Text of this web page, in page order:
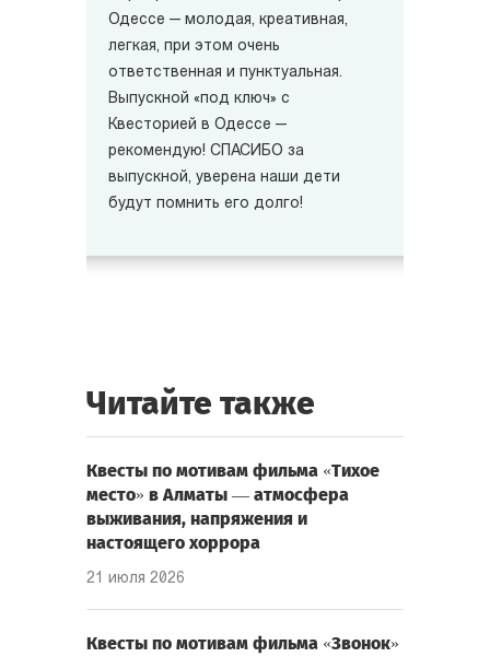
Одессе — молодая, креативная,
легкая, при этом очень
ответственная и пунктуальная.
Выпускной «под ключ» с
Квесторией в Одессе —
рекомендую! СПАСИБО за
выпускной, уверена наши дети
будут помнить его долго!
Читайте также
Квесты по мотивам фильма «Тихое
место» в Алматы — атмосфера
выживания, напряжения и
настоящего хоррора
21 июля 2026
Квесты по мотивам фильма «Звонок»